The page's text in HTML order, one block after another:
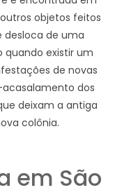
objetos feitos
desloca de uma
quando existir um
de novas
dos
deixam a antiga
colônia.
em São